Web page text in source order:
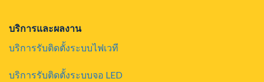
บริการและผลงาน
บริการรับติดตั้งระบบไฟเวที
บริการรับติดตั้งระบบจอ LED